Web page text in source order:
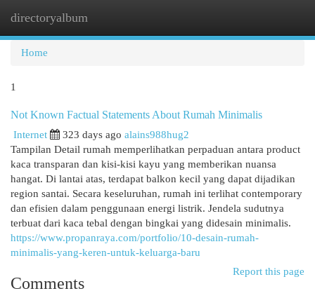
directoryalbum
Home
1
Not Known Factual Statements About Rumah Minimalis
Internet 323 days ago alains988hug2
Tampilan Detail rumah memperlihatkan perpaduan antara product
kaca transparan dan kisi-kisi kayu yang memberikan nuansa
hangat. Di lantai atas, terdapat balkon kecil yang dapat dijadikan
region santai. Secara keseluruhan, rumah ini terlihat contemporary
dan efisien dalam penggunaan energi listrik. Jendela sudutnya
terbuat dari kaca tebal dengan bingkai yang didesain minimalis.
https://www.propanraya.com/portfolio/10-desain-rumah-
minimalis-yang-keren-untuk-keluarga-baru
Report this page
Comments